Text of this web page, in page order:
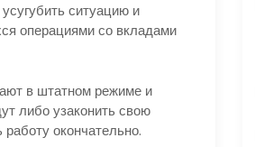
ситуацию и
операциями со вкладами
в штатном режиме и
либо узаконить свою
окончательно.